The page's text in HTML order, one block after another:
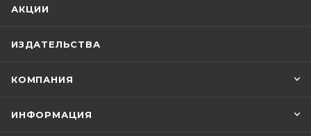
АКЦИИ
ИЗДАТЕЛЬСТВА
КОМПАНИЯ
ИНФОРМАЦИЯ